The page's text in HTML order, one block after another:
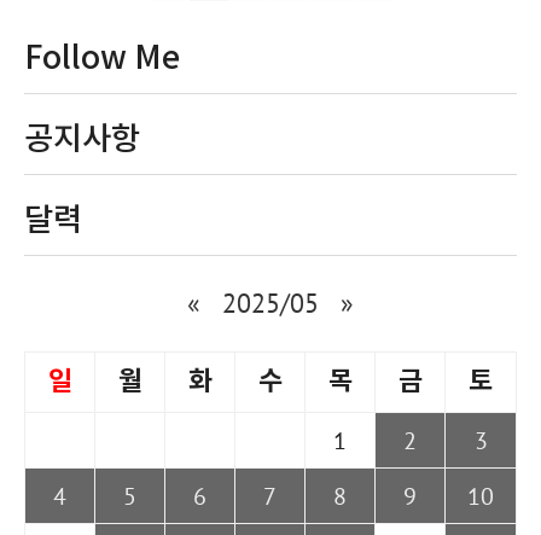
Follow Me
공지사항
달력
« 2025/05 »
일 월 화 수 목 금 토
1 2
3
4
5 6 7 8 9
10